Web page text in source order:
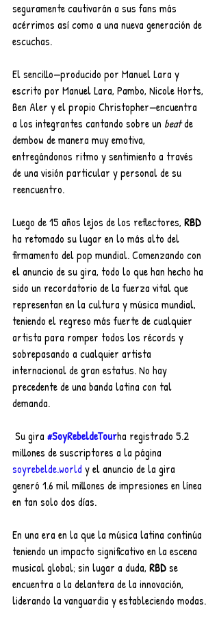
seguramente cautivarán a sus fans más
acérrimos así como a una nueva generación de
escuchas.
El sencillo—producido por Manuel Lara y
escrito por Manuel Lara, Pambo, Nicole Horts,
Ben Aler y el propio Christopher—encuentra
a los integrantes cantando sobre un beat de
dembow de manera muy emotiva,
entregándonos ritmo y sentimiento a través
de una visión particular y personal de su
reencuentro.
Luego de 15 años lejos de los reflectores, RBD
ha retomado su lugar en lo más alto del
firmamento del pop mundial. Comenzando con
el anuncio de su gira, todo lo que han hecho ha
sido un recordatorio de la fuerza vital que
representan en la cultura y música mundial,
teniendo el regreso más fuerte de cualquier
artista para romper todos los récords y
sobrepasando a cualquier artista
internacional de gran estatus. No hay
precedente de una banda latina con tal
demanda.
Su gira #SoyRebeldeTourha registrado 5.2
millones de suscriptores a la página
soyrebelde.world y el anuncio de la gira
generó 1.6 mil millones de impresiones en línea
en tan solo dos días.
En una era en la que la música latina continúa
teniendo un impacto significativo en la escena
musical global; sin lugar a duda, RBD se
encuentra a la delantera de la innovación,
liderando la vanguardia y estableciendo modas.